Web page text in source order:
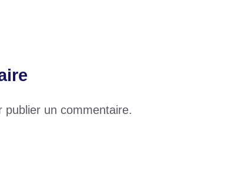
publier un commentaire.